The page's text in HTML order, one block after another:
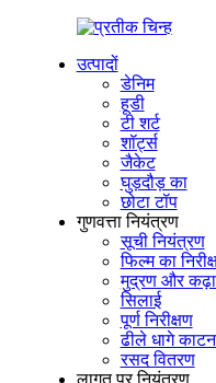
उत्पादों
डेनिम
हूडी
टी शर्ट
शॉर्ट्स
जैकेट
घुड़दौड़ का
छोटा टॉप
गुणवत्ता नियंत्रण
सूची नियंत्रण
फिल्म का
मुद्रण और
सिलाई
पूर्ण निरीक्षण
ढीले धागे
रसद वितरण
लागत पर नियंत्रण